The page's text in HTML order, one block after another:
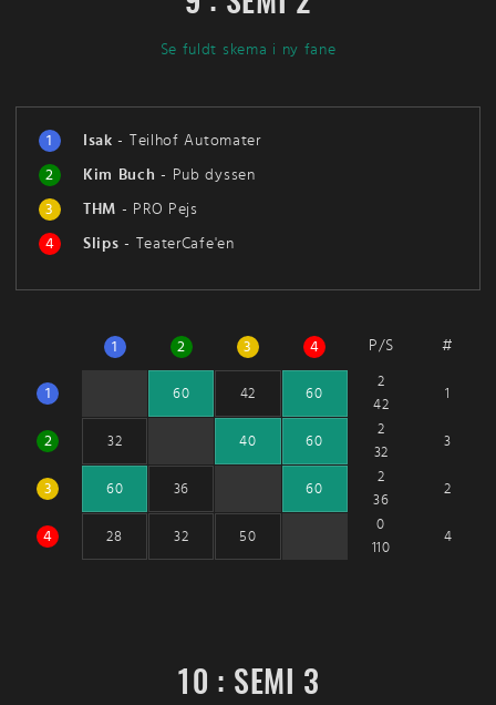
Se fuldt skema i ny fane
1 Isak - Teilhof Automater
2
Kim Buch - Pub dyssen
3
THM - PRO Pejs
4
Slips - TeaterCafe'en
1 2 3 4 P/S #
1 60 42 60
2
42
1
2 32 40 60
2
32
3
3 60 36 60
2
36
2
4 28 32 50
0
110
4
10 : SEMI 3